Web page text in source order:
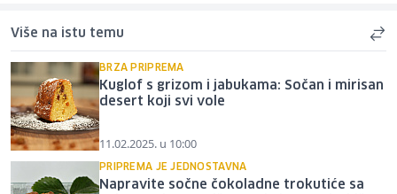
Više na istu temu
BRZA PRIPREMA
Kuglof s grizom i jabukama: Sočan i mirisan
desert koji svi vole
11.02.2025. u 10:00
PRIPREMA JE JEDNOSTAVNA
Napravite sočne čokoladne trokutiće sa